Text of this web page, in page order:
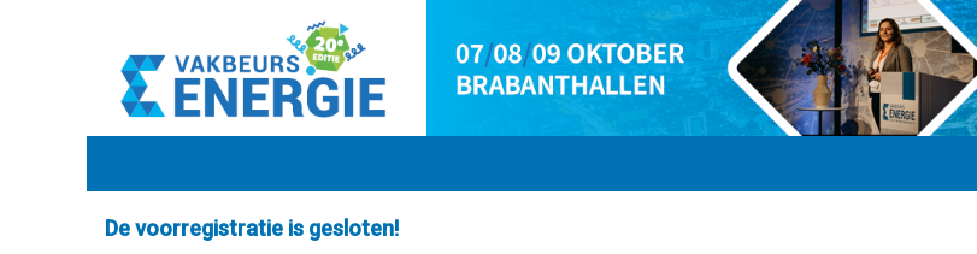
De voorregistratie is gesloten!